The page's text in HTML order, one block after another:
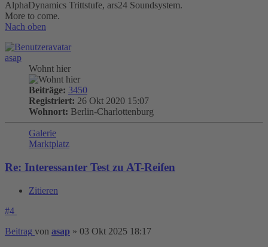
AlphaDynamics Trittstufe, ars24 Soundsystem.
More to come.
Nach oben
asap
Wohnt hier
Beiträge: 3450
Registriert: 26 Okt 2020 15:07
Wohnort: Berlin-Charlottenburg
Galerie
Marktplatz
Re: Interessanter Test zu AT-Reifen
Zitieren
#4
Beitrag von asap » 03 Okt 2025 18:17